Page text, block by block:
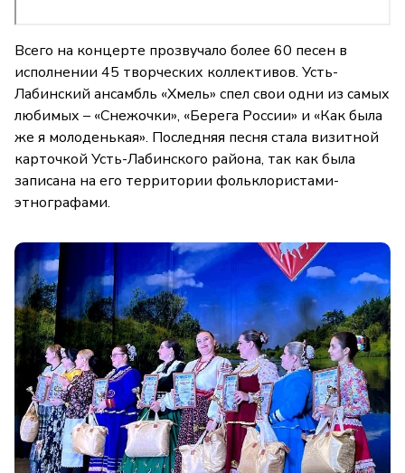
Всего на концерте прозвучало более 60 песен в
исполнении 45 творческих коллективов. Усть-
Лабинский ансамбль «Хмель» спел свои одни из самых
любимых – «Снежочки», «Берега России» и «Как была
же я молоденькая». Последняя песня стала визитной
карточкой Усть-Лабинского района, так как была
записана на его территории фольклористами-
этнографами.